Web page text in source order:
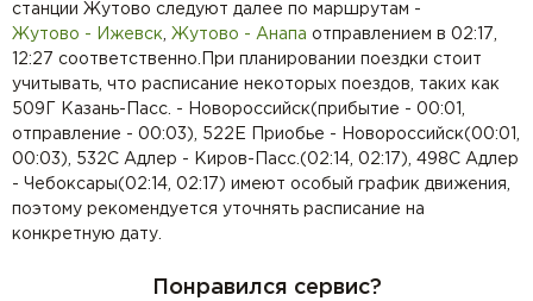
Понравился сервис?
станции Жутово следуют далее по маршрутам -
Жутово - Ижевск
Жутово - Анапа отправлением в 02:17,
12:27 соответственно.При планировании поездки стоит
учитывать, что расписание некоторых поездов, таких как
509Г Казань-Пасс. - Новороссийск(прибытие - 00:01,
отправление - 00:03), 522Е Приобье - Новороссийск(00:01,
00:03), 532С Адлер - Киров-Пасс.(02:14, 02:17), 498С Адлер
- Чебоксары(02:14, 02:17) имеют особый график движения,
поэтому рекомендуется уточнять расписание на
конкретную дату.